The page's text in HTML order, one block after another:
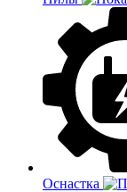
Оснастка